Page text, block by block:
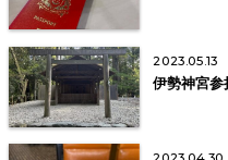
2023.05.13
伊勢神宮参